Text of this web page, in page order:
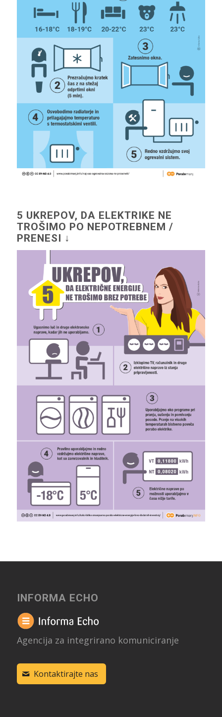
5 UKREPOV, DA ELEKTRIKE NE
TROŠIMO PO NEPOTREBNEM /
PRENESI ↓
INFORMA ECHO
Agencija za integrirano komuniciranje
Kontaktirajte nas